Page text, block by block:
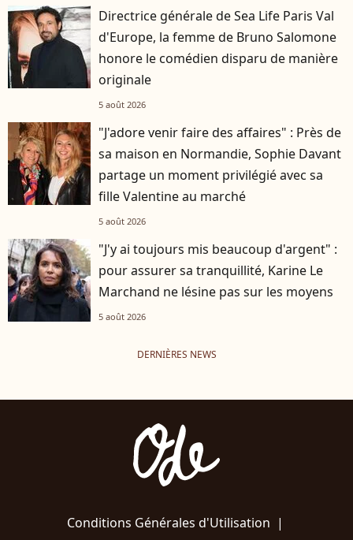
Directrice générale de Sea Life Paris Val
d'Europe, la femme de Bruno Salomone
honore le comédien disparu de manière
originale
5 août 2026
"J'adore venir faire des affaires" : Près de
sa maison en Normandie, Sophie Davant
partage un moment privilégié avec sa
fille Valentine au marché
5 août 2026
"J'y ai toujours mis beaucoup d'argent" :
pour assurer sa tranquillité, Karine Le
Marchand ne lésine pas sur les moyens
5 août 2026
DERNIÈRES NEWS
Conditions Générales d'Utilisation |